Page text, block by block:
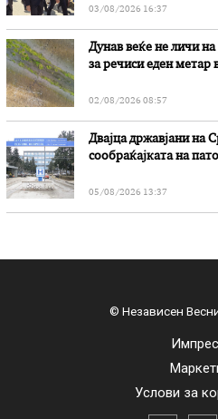
03/08/2026 16:37
Дунав веќе не личи
за речиси еден метар
02/08/2026 08:57
Двајца државјани на
сообраќајката на
05/08/2026 13:37
© Независен
Услови за